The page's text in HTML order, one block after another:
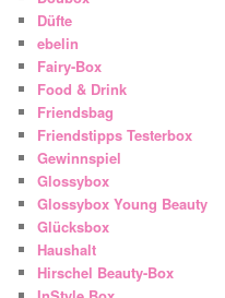
Düfte
ebelin
Fairy-Box
Food & Drink
Friendsbag
Friendstipps Testerbox
Gewinnspiel
Glossybox
Glossybox Young Beauty
Glücksbox
Haushalt
Hirschel Beauty-Box